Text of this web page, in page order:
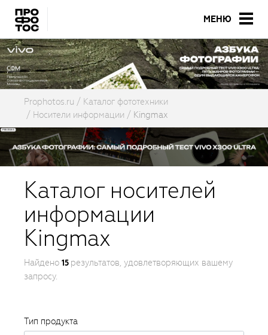
МЕНЮ
Prophotos.ru
Каталог фототехники
Носители информации
Kingmax
Каталог носителей
информации
Kingmax
Найдено 15 результатов, удовлетворяющих вашему
запросу.
Тип продукта